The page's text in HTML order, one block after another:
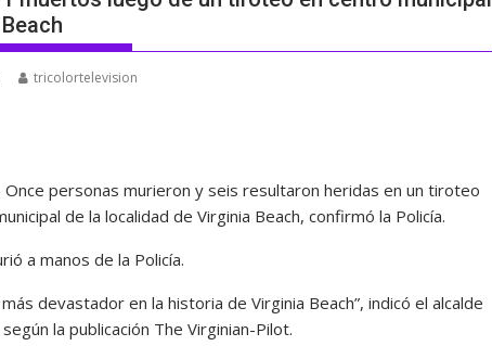
tricolortelevision
Once personas murieron y seis resultaron heridas en un tiroteo
de la localidad de Virginia Beach, confirmó la Policía.
a manos de la Policía.
devastador en la historia de Virginia Beach”, indicó el alcalde
la publicación The Virginian-Pilot.